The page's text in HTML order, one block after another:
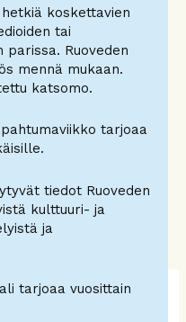
koskettavien
tai
Ruoveden
mennä mukaan.
katsomo.
tarjoaa
tiedot Ruoveden
kulttuuri- ja
ja
tarjoaa vuosittain